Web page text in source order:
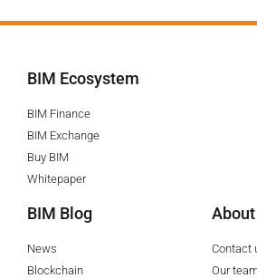
BIM Ecosystem
BIM Finance
BIM Exchange
Buy BIM
Whitepaper
BIM Blog
News
Blockchain
About
Contact
Our